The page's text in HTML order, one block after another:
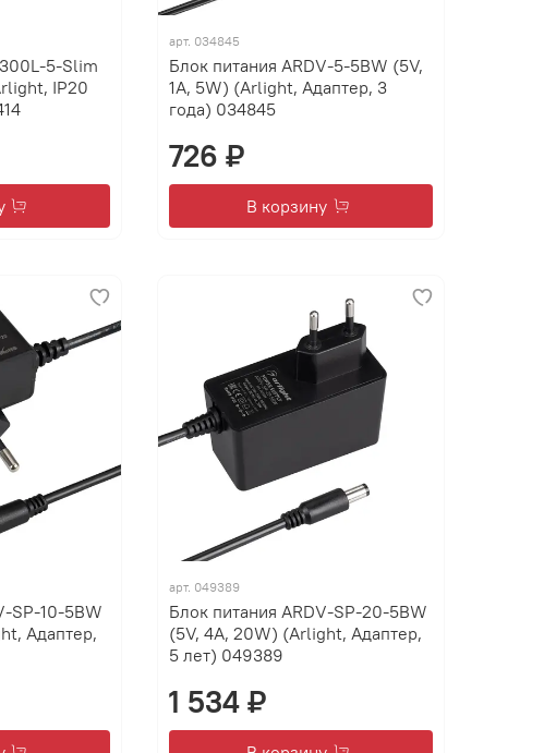
5-Slim
IP20
арт. 034845
Блок питания ARDV-5-5BW (5V,
1A, 5W) (Arlight, Адаптер, 3
года) 034845
726 ₽
В корзину
SP-10-5BW
Адаптер,
арт. 049389
Блок питания ARDV-SP-20-5BW
(5V, 4A, 20W) (Arlight, Адаптер,
5 лет) 049389
1 534 ₽